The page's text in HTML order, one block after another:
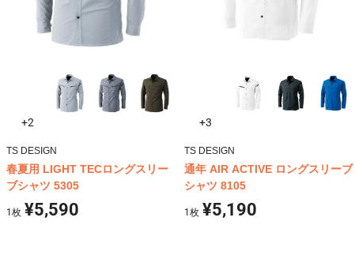
+2
TS DESIGN
春夏用 LIGHT TECロングスリー
ブシャツ 5305
1枚 ¥5,590
+3
TS DESIGN
通年 AIR ACTIVE ロングスリーブ
シャツ 8105
1枚 ¥5,190